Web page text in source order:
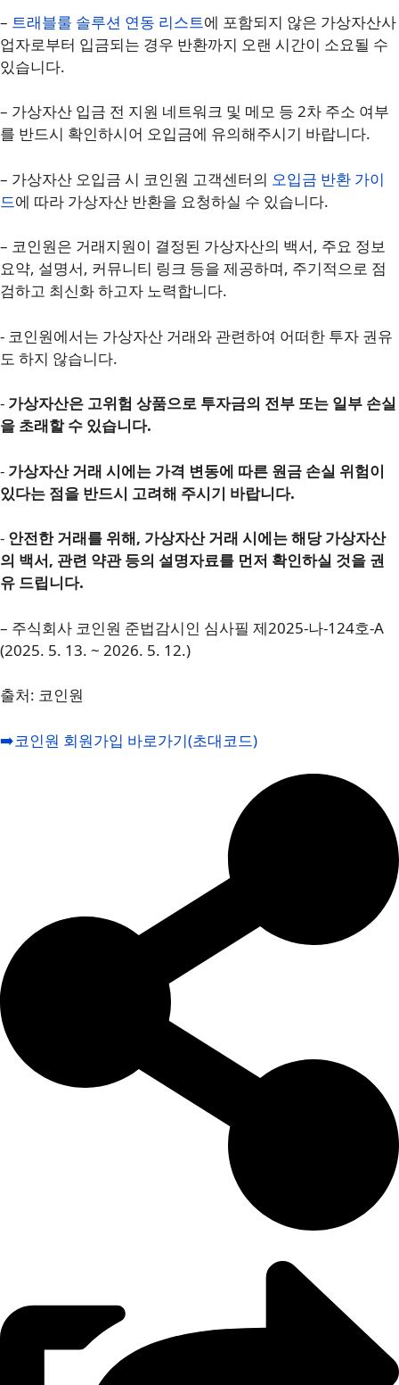
– 트래블룰 솔루션 연동 리스트에 포함되지 않은 가상자산사
업자로부터 입금되는 경우 반환까지 오랜 시간이 소요될 수
있습니다.
– 가상자산 입금 전 지원 네트워크 및 메모 등 2차 주소 여부
를 반드시 확인하시어 오입금에 유의해주시기 바랍니다.
– 가상자산 오입금 시 코인원 고객센터의 오입금 반환 가이
드에 따라 가상자산 반환을 요청하실 수 있습니다.
– 코인원은 거래지원이 결정된 가상자산의 백서, 주요 정보
요약, 설명서, 커뮤니티 링크 등을 제공하며, 주기적으로 점
검하고 최신화 하고자 노력합니다.
⁃ 코인원에서는 가상자산 거래와 관련하여 어떠한 투자 권유
도 하지 않습니다.
⁃ 가상자산은 고위험 상품으로 투자금의 전부 또는 일부 손실
을 초래할 수 있습니다.
⁃ 가상자산 거래 시에는 가격 변동에 따른 원금 손실 위험이
있다는 점을 반드시 고려해 주시기 바랍니다.
⁃ 안전한 거래를 위해, 가상자산 거래 시에는 해당 가상자산
의 백서, 관련 약관 등의 설명자료를 먼저 확인하실 것을 권
유 드립니다.
– 주식회사 코인원 준법감시인 심사필 제2025-나-124호-A
(2025. 5. 13. ~ 2026. 5. 12.)
출처: 코인원
➡️코인원 회원가입 바로가기(초대코드)